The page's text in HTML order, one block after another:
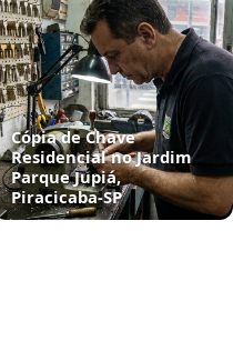
Cópia de Chave
Residencial no Jardim
Parque Jupiá,
Piracicaba‑SP